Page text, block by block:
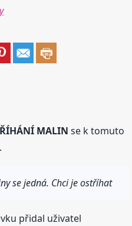
MALIN se k tomuto
se jedná. Chci je ostříhat
přidal uživatel